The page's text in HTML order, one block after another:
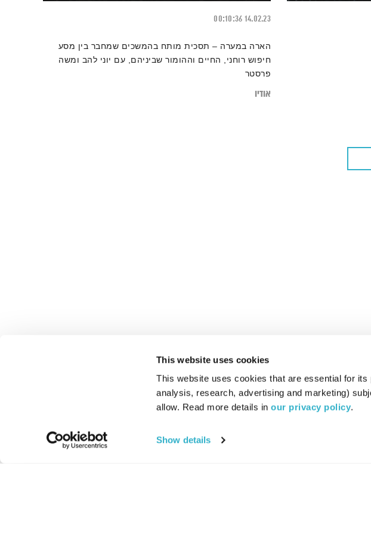
This website uses cookies
This website uses cookies that are essential for
analysis, research, advertising and marketing)
allow. Read more details in our privacy policy.
Show details
14.02.23
00:10:36
הארה במערה – תסכית מותח בהמשכים שמחבר בין מסע
חיפוש רוחני, החיים וההומור שביניהם, עם יוני להב ומשה
פרסטר
אודיו